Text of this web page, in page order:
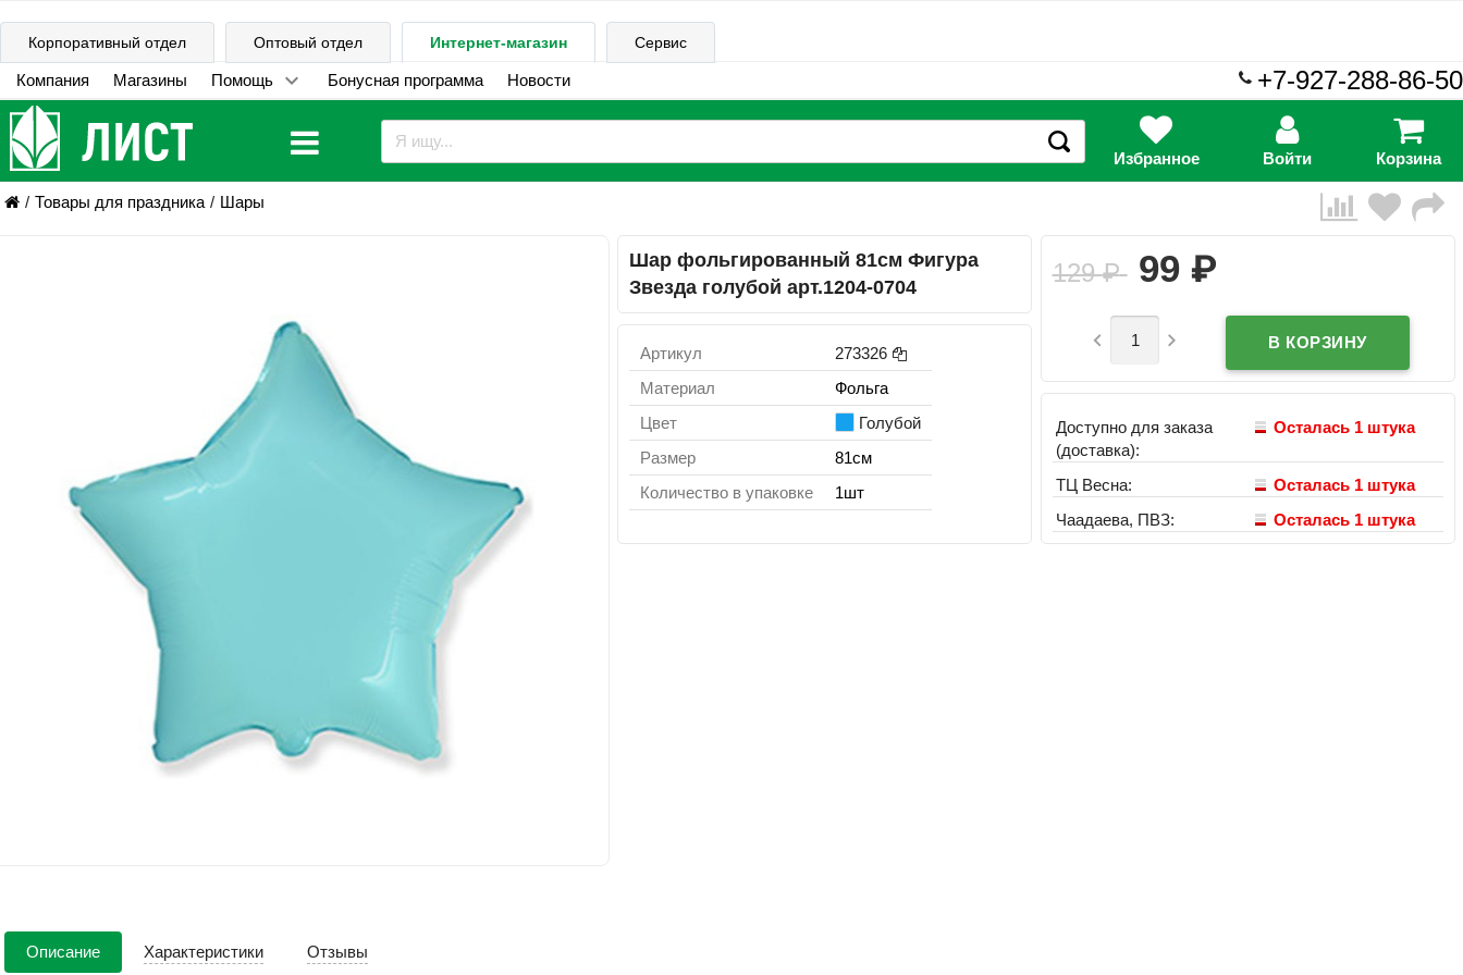
Корпоративный отдел Оптовый отдел Интернет-магазин Сервис
Компания Магазины Помощь Бонусная программа Новости +7-927-288-86-50
Избранное Войти Корзина
Товары для праздника Шары
Шар фольгированный 81см Фигура
Звезда голубой арт.1204-0704
Артикул
273326
Материал
Фольга
Цвет
Голубой
Размер
81см
Количество в упаковке
1шт
129₽ 99 ₽
 
Доступно для заказа
(доставка):
Осталась 1 штука
ТЦ Весна:
Осталась 1 штука
Чаадаева, ПВЗ:
Осталась 1 штука
Описание Характеристики Отзывы